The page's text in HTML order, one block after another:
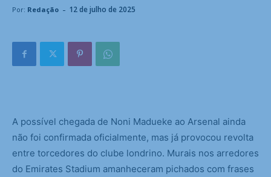
Por: Redação - 12 de julho de 2025
A possível chegada de Noni Madueke ao Arsenal ainda
não foi confirmada oficialmente, mas já provocou revolta
entre torcedores do clube londrino. Murais nos arredores
do Emirates Stadium amanheceram pichados com frases